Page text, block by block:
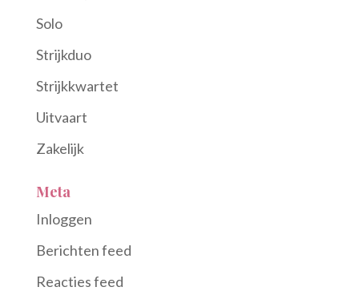
Solo
Strijkduo
Strijkkwartet
Uitvaart
Zakelijk
Meta
Inloggen
Berichten feed
Reacties feed